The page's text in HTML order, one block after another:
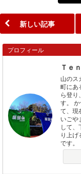
新しい記事
プロフィール
Ｔｅ
山のス
町にあ
ら登
す。
て、現
いごや
して、
り上
です。